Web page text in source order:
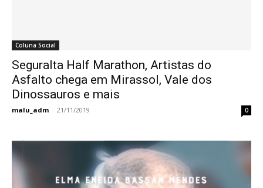
Coluna Social
Seguralta Half Marathon, Artistas do
Asfalto chega em Mirassol, Vale dos
Dinossauros e mais
malu_adm - 21/11/2019 0